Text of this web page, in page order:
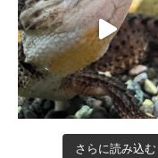
さらに読み込む